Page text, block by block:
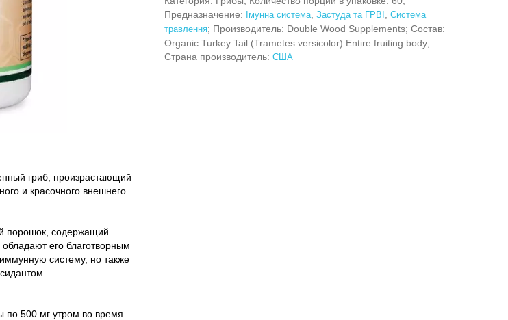
Предназначение:
Імунна система Застуда та ГРВІ
Система
травлення; Производитель: Double Wood Supplements; Состав:
Organic Turkey Tail (Trametes versicolor) Entire fruiting body;
Страна производитель: США
гриб, произрастающий
и красочного внешнего
порошок, содержащий
его благотворным
систему, но также
по 500 мг утром во время